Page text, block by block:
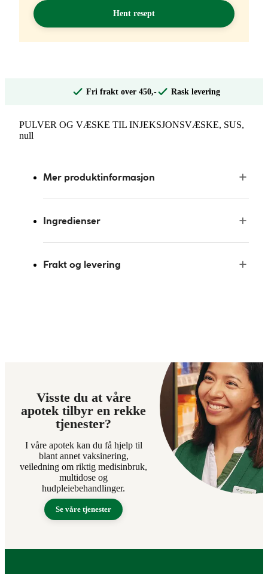
Hent resept
Fri frakt over 450,- Rask levering
PULVER OG VÆSKE TIL INJEKSJONSVÆSKE, SUS,
null
Mer produktinformasjon
Ingredienser
Frakt og levering
Visste du at våre
apotek tilbyr en rekke
tjenester?
I våre apotek kan du få hjelp til
blant annet vaksinering,
veiledning om riktig medisinbruk,
multidose og
hudpleiebehandlinger.
Se våre tjenester